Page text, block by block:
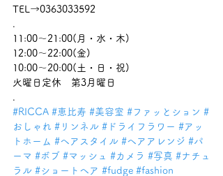
TEL→0363033592
.
11:00～21:00(月・水・木)
12:00～22:00(金)
10:00～20:00(土・日・祝)
火曜日定休　第3月曜日
.
#RICCA #恵比寿 #美容室 #ファッとション #
おしゃれ #リンネル #ドライフラワー #アッ
トホーム #ヘアスタイル #ヘアアレンジ #パ
ーマ #ボブ #マッシュ #カメラ #写真 #ナチュ
ラル #ショートヘア #fudge #fashion